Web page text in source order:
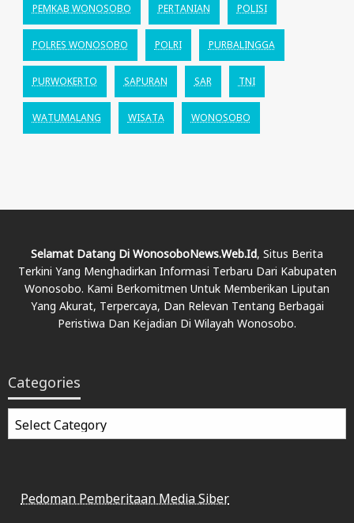
PEMKAB WONOSOBO PERTANIAN POLISI
POLRES WONOSOBO POLRI PURBALINGGA
PURWOKERTO SAPURAN SAR TNI
WATUMALANG WISATA WONOSOBO
Selamat Datang Di WonosoboNews.web.id, Situs Berita
Terkini Yang Menghadirkan Informasi Terbaru Dari Kabupaten
Wonosobo. Kami Berkomitmen Untuk Memberikan Liputan
Yang Akurat, Terpercaya, Dan Relevan Tentang Berbagai
Peristiwa Dan Kejadian Di Wilayah Wonosobo.
Categories
Categories
Pedoman Pemberitaan Media Siber